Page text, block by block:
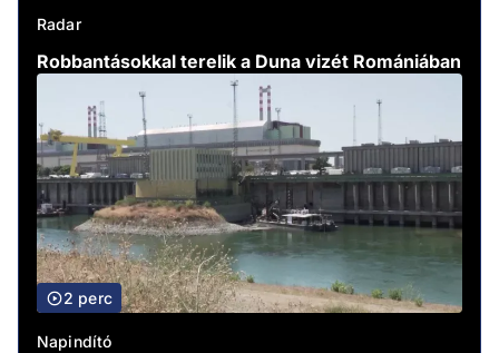
Radar
Robbantásokkal terelik a Duna vizét Romániában
2 perc
Napindító